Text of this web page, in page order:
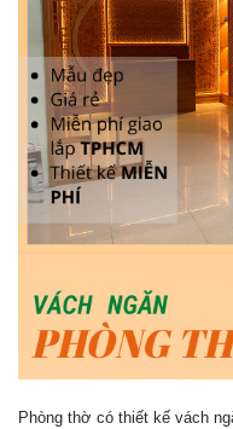
Phòng thờ có thiết kế vách